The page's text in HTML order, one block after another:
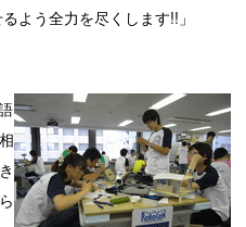
よう全力を尽くします!!」